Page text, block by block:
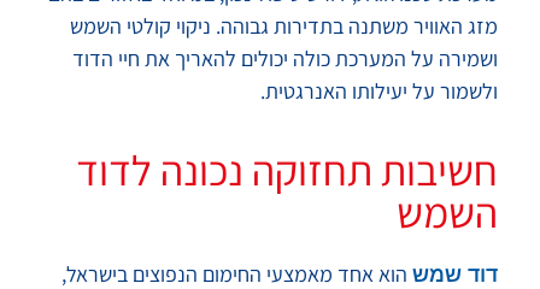
מזג האוויר משתנה בתדירות גבוהה. ניקוי קולטי השמש
ושמירה על המערכת כולה יכולים להאריך את חיי הדוד
ולשמור על יעילותו האנרגטית.
חשיבות תחזוקה נכונה לדוד
השמש
דוד שמש הוא אחד מאמצעי החימום הנפוצים בישראל,